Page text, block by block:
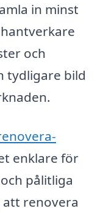
in minst
och
tydligare bild
enklare för
pålitliga
renovera